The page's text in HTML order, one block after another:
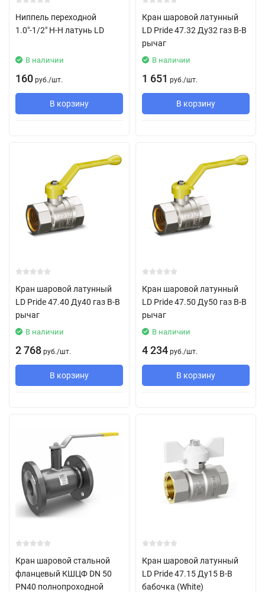
Ниппель переходной
1.0"-1/2" Н-Н латунь LD
В наличии
160 руб./шт.
В корзину
Кран шаровой латунный
LD Pride 47.32 Ду32 газ В-В
рычаг
В наличии
1 651 руб./шт.
В корзину
Кран шаровой латунный
LD Pride 47.40 Ду40 газ В-В
рычаг
В наличии
2 768 руб./шт.
В корзину
Кран шаровой латунный
LD Pride 47.50 Ду50 газ В-В
рычаг
В наличии
4 234 руб./шт.
В корзину
Кран шаровой стальной
фланцевый КШЦФ DN 50
PN40 полнопроходной
Кран шаровой латунный
LD Pride 47.15 Ду15 В-В
бабочка (White)